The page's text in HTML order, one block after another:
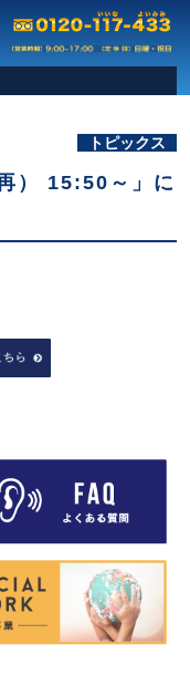
トピックス
） 15:50～」に